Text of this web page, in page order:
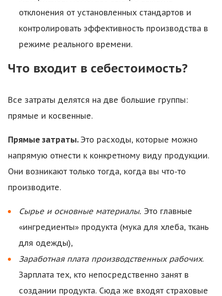
отклонения от установленных стандартов и
контролировать эффективность производства в
режиме реального времени.
Что входит в себестоимость?
Все затраты делятся на две большие группы:
прямые и косвенные.
Прямые затраты. Это расходы, которые можно
напрямую отнести к конкретному виду продукции.
Они возникают только тогда, когда вы что-то
производите.
Сырье и основные материалы. Это главные
«ингредиенты» продукта (мука для хлеба, ткань
для одежды),
Заработная плата производственных рабочих.
Зарплата тех, кто непосредственно занят в
создании продукта. Сюда же входят страховые